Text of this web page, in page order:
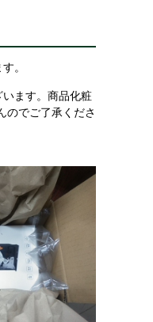
。
ます。商品化粧
のでご了承くださ